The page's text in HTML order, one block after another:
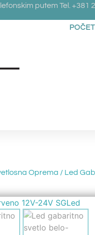
putem Tel. +381
Oprema / Led